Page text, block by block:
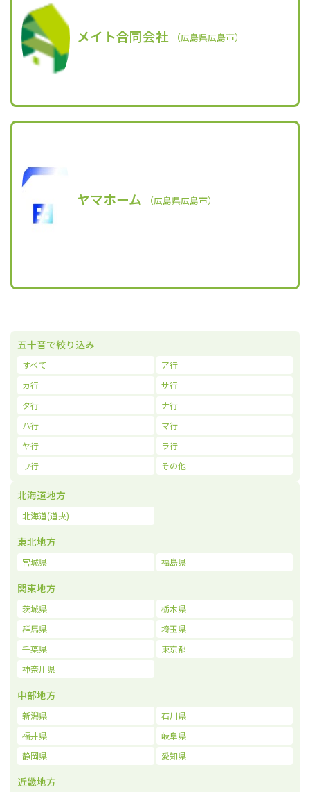
メイト合同会社 （広島県広島市）
ヤマホーム （広島県広島市）
五十音で絞り込み
すべて
ア行
カ行
サ行
タ行
ナ行
ハ行
マ行
ヤ行
ラ行
ワ行
その他
北海道地方
北海道(道央)
東北地方
宮城県 福島県
関東地方
茨城県
栃木県
群馬県
埼玉県
千葉県
東京都
神奈川県
中部地方
新潟県
石川県
福井県
岐阜県
静岡県
愛知県
近畿地方